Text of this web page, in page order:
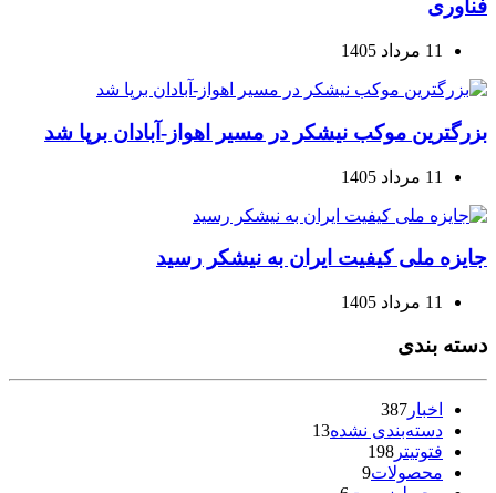
فناوری
11 مرداد 1405
بزرگترین موکب نیشکر در مسیر اهواز-آبادان برپا شد
11 مرداد 1405
جایزه ملی کیفیت ایران به نیشکر رسید
11 مرداد 1405
دسته بندی
اخبار 387
دسته‌بندی نشده13
فتوتیتر 198
محصولات9